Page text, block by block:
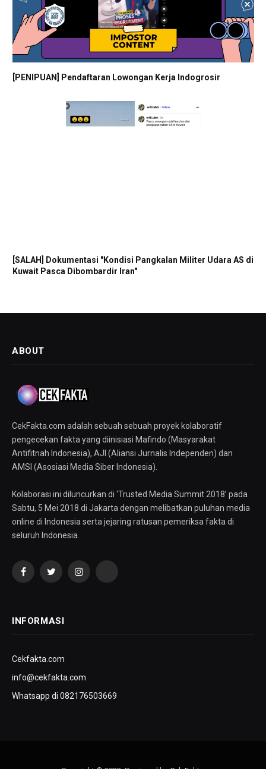
[PENIPUAN] Pendaftaran Lowongan Kerja Indogrosir
[SALAH] Dokumentasi "Kondisi Pangkalan Militer Udara AS di
Kuwait Pasca Dibombardir Iran"
ABOUT
CekFakta.com adalah sebuah sebuah proyek kolaboratif
pengecekan fakta yang diinisiasi Mafindo (Masyarakat
Antifitnah Indonesia), AJI (Aliansi Jurnalis Independen) dan
AMSI (Asosiasi Media Siber Indonesia).
Kolaborasi ini diluncurkan di ‘Trusted Media Summit 2018’ pada
Sabtu, 5 Mei 2018 di Jakarta dengan melibatkan puluhan media
online di Indonesia serta jejaring ratusan pemeriksa fakta di
seluruh Indonesia.
FacebookTwitterInstagramYouTube
INFORMASI
Cekfakta.com
info@cekfakta.com
Whatsapp di 082176503669